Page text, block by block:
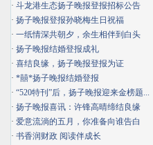
· 斗龙港生态扬子晚报登报招标公告
· 扬子晚报登报孙晓梅生日祝福
· 一纸情深共朝夕，余生相伴到白头
· 扬子晚报结婚登报成礼
· 喜结良缘，扬子晚报登报为证
· *囍*扬子晚报结婚登报
· “520特刊”后，扬子晚报迎来金榜题...
· 扬子晚报喜讯：许锋高晴缔结良缘
· 爱意流淌的五月，你准备向谁告白
· 书香润财政 阅读伴成长